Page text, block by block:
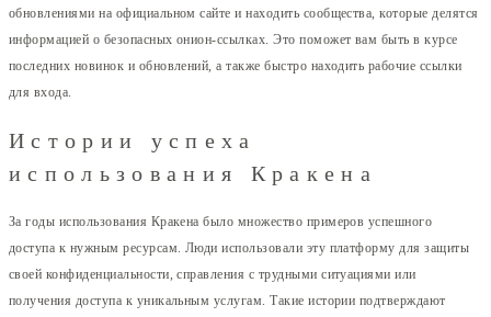
обновлениями на официальном сайте и находить сообщества, которые делятся
информацией о безопасных онион-ссылках. Это поможет вам быть в курсе
последних новинок и обновлений, а также быстро находить рабочие ссылки
для входа.
Истории успеха
использования Кракена
За годы использования Кракена было множество примеров успешного
доступа к нужным ресурсам. Люди использовали эту платформу для защиты
своей конфиденциальности, справления с трудными ситуациями или
получения доступа к уникальным услугам. Такие истории подтверждают